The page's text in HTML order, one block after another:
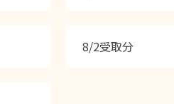
8/2受取分